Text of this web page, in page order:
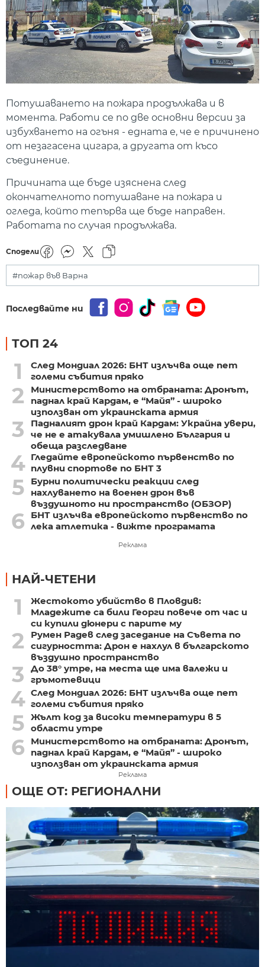
Потушаването на пожара продължава и в
момента. Работи се по две основни версии за
избухването на огъня - едната е, че е причинено
от незагасена цигара, а другата от късо
съединение.
Причината ще бъде изяснена след
окончателното потушаване на пожара и
огледа, който тепърва ще бъде направен.
Работата по случая продължава.
Сподели
#пожар във Варна
Последвайте ни
ТОП 24
1
След Мондиал 2026: БНТ излъчва още пет
големи събития пряко
2
Министерството на отбраната: Дронът,
паднал край Кардам, е “Майя” - широко
използван от украинската армия
3
Падналият дрон край Кардам: Украйна увери,
че не е атакувала умишлено България и
обеща разследване
4 Гледайте европейското първенство по
плувни спортове по БНТ 3
5
Бурни политически реакции след
нахлуването на военен дрон във
въздушното ни пространство (ОБЗОР)
6
БНТ излъчва европейското първенство по
лека атлетика - вижте програмата
Реклама
НАЙ-ЧЕТЕНИ
1
Жестокото убийство в Пловдив:
Младежите са били Георги повече от час и
си купили дюнери с парите му
2
Румен Радев след заседание на Съвета по
сигурността: Дрон е нахлул в българското
въздушно пространство
3
До 38° утре, на места ще има валежи и
гръмотевици
4 След Мондиал 2026: БНТ излъчва още пет
големи събития пряко
5 Жълт код за високи температури в 5
области утре
6
Министерството на отбраната: Дронът,
паднал край Кардам, е “Майя” - широко
използван от украинската армия
Реклама
ОЩЕ ОТ: РЕГИОНАЛНИ